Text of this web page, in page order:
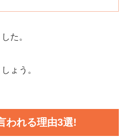
た。
ょう。
われる理由3選!